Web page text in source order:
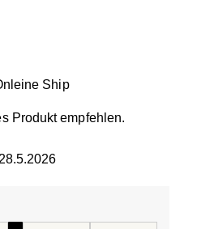
Ship
Produkt empfehlen.